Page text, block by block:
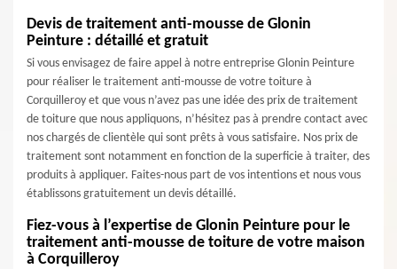
Devis de traitement anti-mousse de Glonin
Peinture : détaillé et gratuit
Si vous envisagez de faire appel à notre entreprise Glonin Peinture
pour réaliser le traitement anti-mousse de votre toiture à
Corquilleroy et que vous n’avez pas une idée des prix de traitement
de toiture que nous appliquons, n’hésitez pas à prendre contact avec
nos chargés de clientèle qui sont prêts à vous satisfaire. Nos prix de
traitement sont notamment en fonction de la superficie à traiter, des
produits à appliquer. Faites-nous part de vos intentions et nous vous
établissons gratuitement un devis détaillé.
Fiez-vous à l’expertise de Glonin Peinture pour le
traitement anti-mousse de toiture de votre maison
à Corquilleroy